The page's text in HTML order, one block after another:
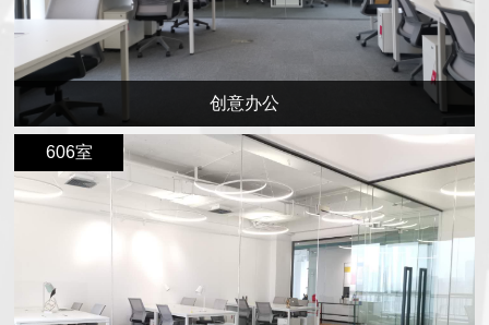
创意办公
606室